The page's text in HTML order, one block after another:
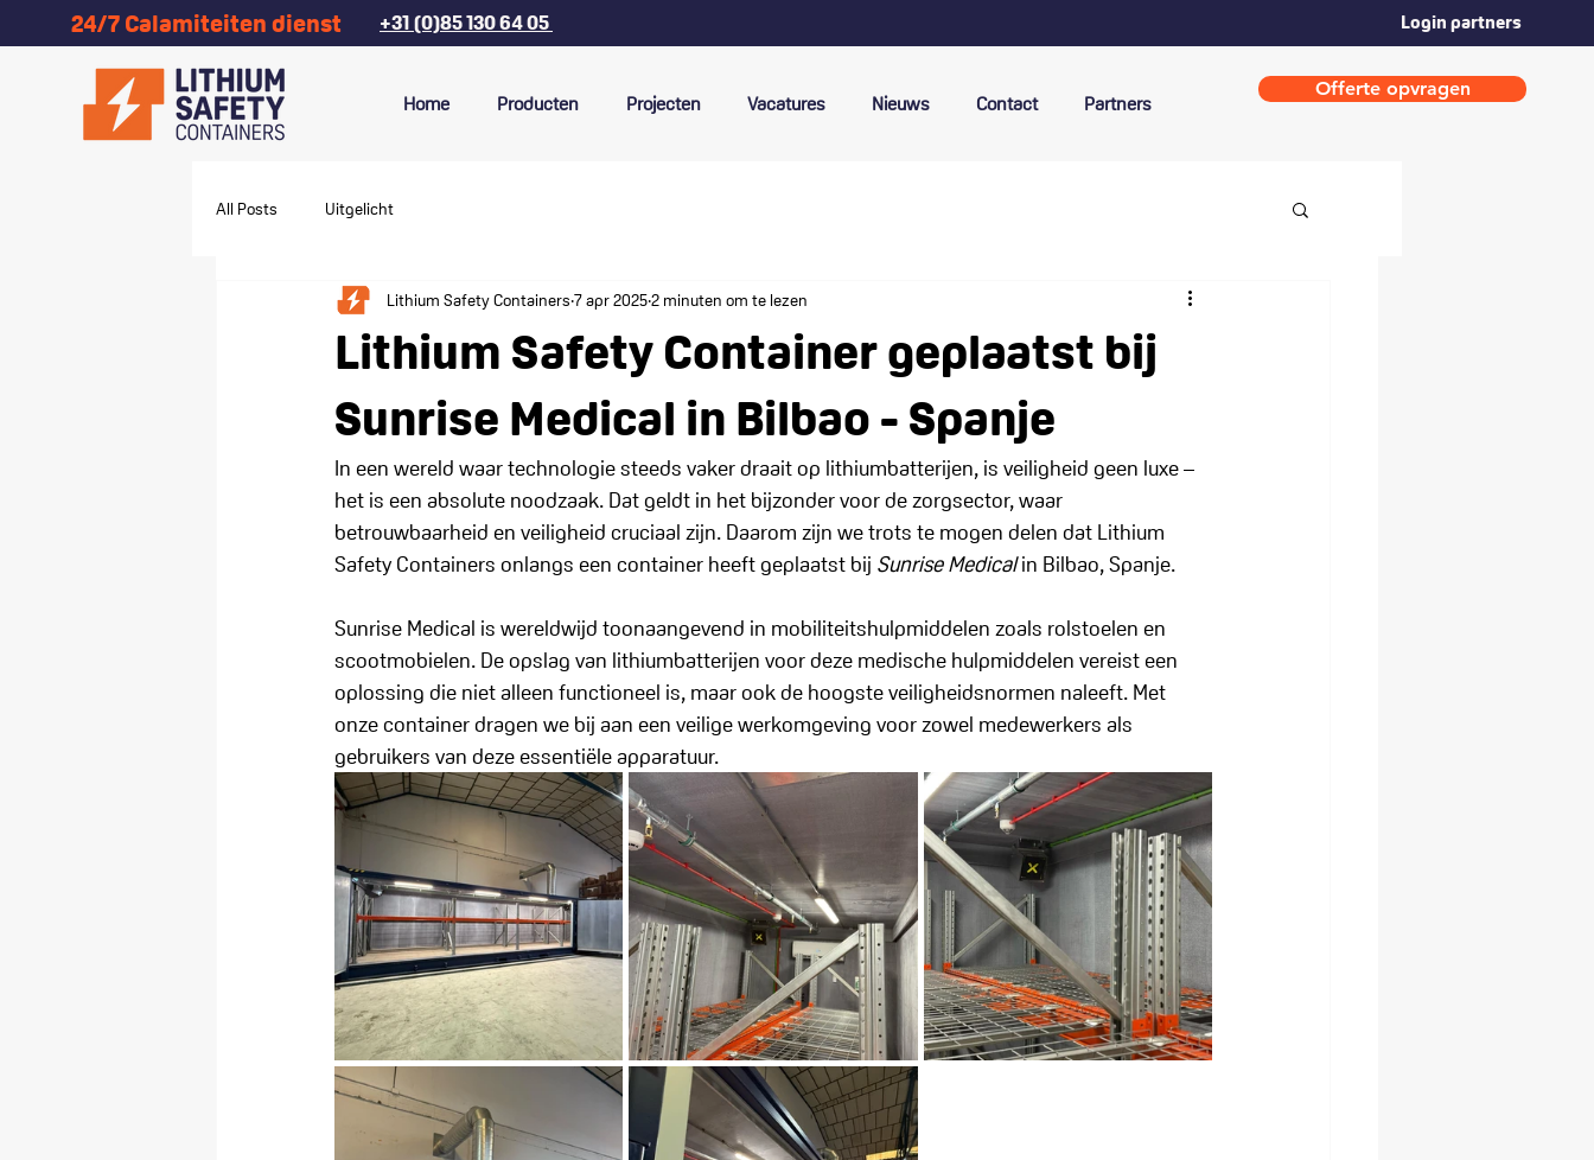
24/7 Calamiteiten dienst +31 (0)85 130 64 05 Login partners
Home Producten Projecten Vacatures Nieuws Contact Partners
Offerte opvragen
All Posts Uitgelicht
Lithium Safety Container geplaatst bij
Sunrise Medical in Bilbao - Spanje
Lithium Safety Containers 7 apr 20252 minuten om te lezen
In een wereld waar technologie steeds vaker draait op lithiumbatterijen, is veiligheid geen luxe –
het is een absolute noodzaak. Dat geldt in het bijzonder voor de zorgsector, waar
betrouwbaarheid en veiligheid cruciaal zijn. Daarom zijn we trots te mogen delen dat Lithium
Safety Containers onlangs een container heeft geplaatst bij Sunrise Medical in Bilbao, Spanje.
Sunrise Medical is wereldwijd toonaangevend in mobiliteitshulpmiddelen zoals rolstoelen en
scootmobielen. De opslag van lithiumbatterijen voor deze medische hulpmiddelen vereist een
oplossing die niet alleen functioneel is, maar ook de hoogste veiligheidsnormen naleeft. Met
onze container dragen we bij aan een veilige werkomgeving voor zowel medewerkers als
gebruikers van deze essentiële apparatuur.